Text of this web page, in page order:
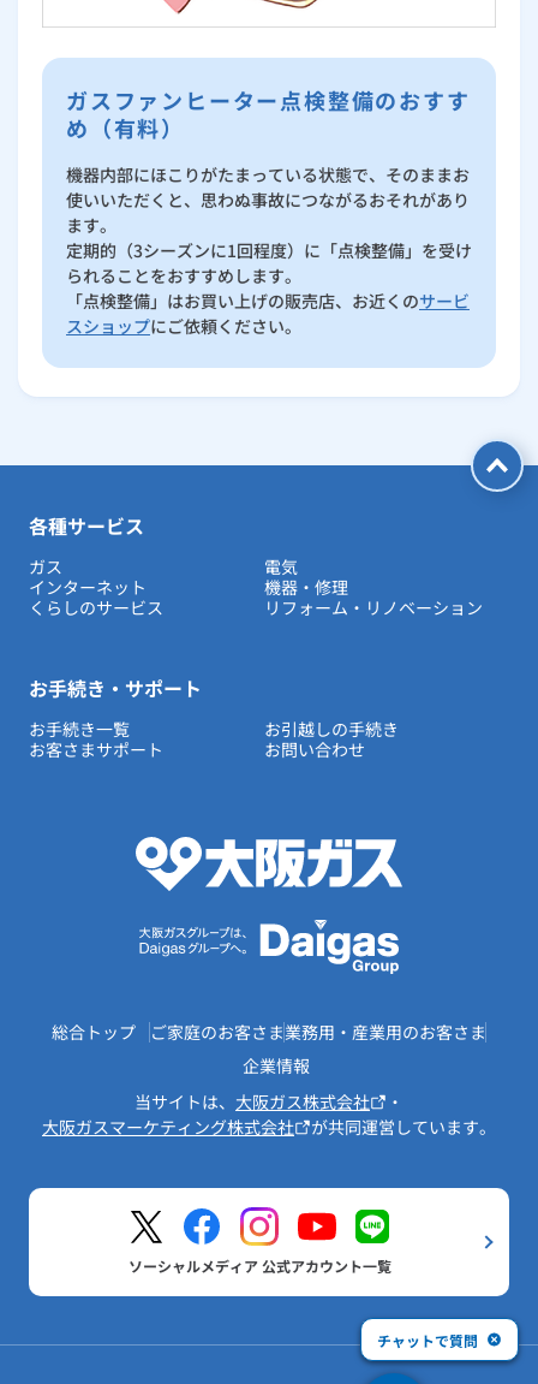
ガスファンヒーター点検整備のおすす
め（有料）
機器内部にほこりがたまっている状態で、そのままお
使いいただくと、思わぬ事故につながるおそれがあり
ます。
定期的（3シーズンに1回程度）に「点検整備」を受け
られることをおすすめします。
「点検整備」はお買い上げの販売店、お近くのサービ
スショップにご依頼ください。
各種サービス
ガス
電気
インターネット
機器・修理
くらしのサービス
リフォーム・リノベーション
お手続き・サポート
お手続き一覧
お引越しの手続き
お客さまサポート
お問い合わせ
総合トップ ご家庭のお客さま業務用・産業用のお客さま
企業情報
当サイトは、 大阪ガス株式会社
・
大阪ガスマーケティング株式会社
が共同運営しています。
ソーシャルメディア 公式アカウント一覧
チャットで質問